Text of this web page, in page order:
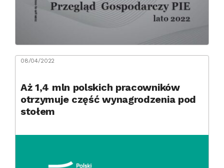
08/04/2022
Aż 1,4 mln polskich pracowników
otrzymuje część wynagrodzenia pod
stołem